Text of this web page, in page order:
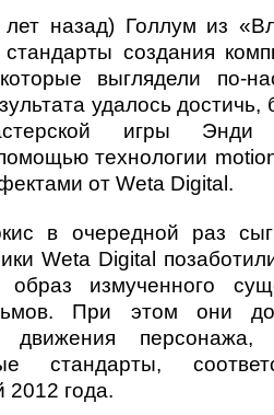
назад) Голлум из
создания
выглядели по-
удалось достичь,
игры Энди
технологии
от Weta Digital.
в очередной раз
Weta Digital
образ измученного
При этом они
персонажа,
стандарты,
2012 года.